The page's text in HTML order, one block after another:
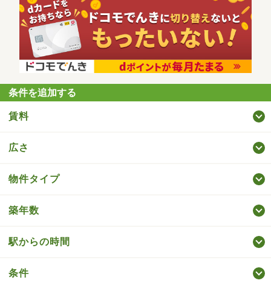
条件を追加する
賃料
広さ
物件タイプ
築年数
駅からの時間
条件